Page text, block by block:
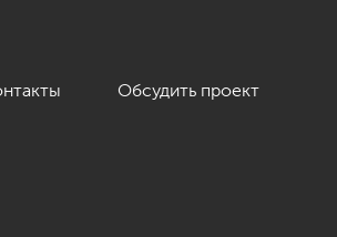
Обсудить проект